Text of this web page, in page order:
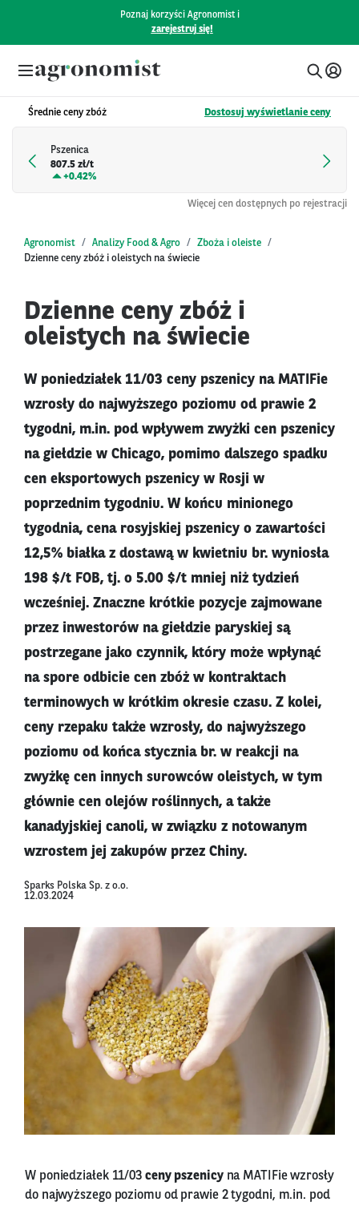
Poznaj korzyści Agronomist i
zarejestruj się!
Średnie ceny zbóż Dostosuj wyświetlanie ceny
Pszenica
807.5 zł/t
+0.42%
Więcej cen dostępnych po rejestracji
Agronomist Analizy Food & Agro
Zboża i oleiste
Dzienne ceny zbóż i oleistych na świecie
Dzienne ceny zbóż i
oleistych na świecie
W poniedziałek 11/03 ceny pszenicy na MATIFie
wzrosły do najwyższego poziomu od prawie 2
tygodni, m.in. pod wpływem zwyżki cen pszenicy
na giełdzie w Chicago, pomimo dalszego spadku
cen eksportowych pszenicy w Rosji w
poprzednim tygodniu. W końcu minionego
tygodnia, cena rosyjskiej pszenicy o zawartości
12,5% białka z dostawą w kwietniu br. wyniosła
198 $/t FOB, tj. o 5.00 $/t mniej niż tydzień
wcześniej. Znaczne krótkie pozycje zajmowane
przez inwestorów na giełdzie paryskiej są
postrzegane jako czynnik, który może wpłynąć
na spore odbicie cen zbóż w kontraktach
terminowych w krótkim okresie czasu. Z kolei,
ceny rzepaku także wzrosły, do najwyższego
poziomu od końca stycznia br. w reakcji na
zwyżkę cen innych surowców oleistych, w tym
głównie cen olejów roślinnych, a także
kanadyjskiej canoli, w związku z notowanym
wzrostem jej zakupów przez Chiny.
Sparks Polska Sp. z o.o.
12.03.2024
W poniedziałek 11/03 ceny pszenicyna MATIFie wzrosły
do najwyższego poziomu od prawie 2 tygodni, m.in. pod